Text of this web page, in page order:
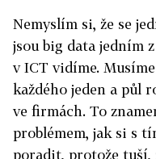
Nemyslím si, že se
jsou big data jedním
v ICT vidíme.
každého jeden a půl
ve firmách. To
problémem, jak si s
poradit, protože tuší,